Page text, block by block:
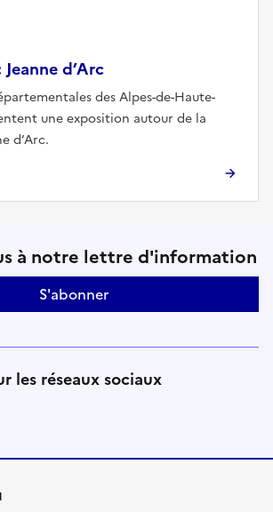
d’Arc
des Alpes-de-Haute-
une exposition autour de la
d’Arc.
sur le réseaux
à notre lettre d'information
S'abonner
les réseaux sociaux
de page